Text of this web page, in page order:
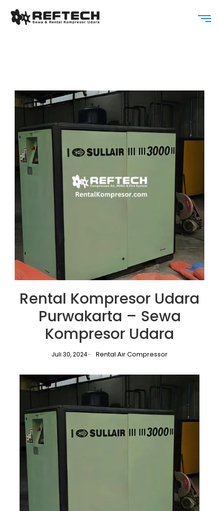
Rental Kompresor Udara
Purwakarta – Sewa
Kompresor Udara
Juli 30, 2024- Rental Air Compressor